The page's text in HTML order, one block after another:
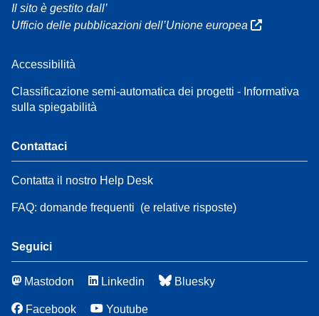
Il sito è gestito dall’
Ufficio delle pubblicazioni dell’Unione europea
Accessibilità
Classificazione semi-automatica dei progetti - Informativa
sulla spiegabilità
Contattaci
Contatta il nostro Help Desk
FAQ: domande frequenti (e relative risposte)
Seguici
Mastodon Linkedin Bluesky
Facebook Youtube